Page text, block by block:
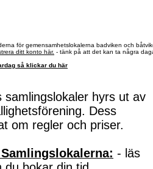
för gemensamhetslokalerna badviken och
ditt konto här. - tänk på att det kan ta några
så klickar du här
samlingslokaler hyrs ut av
Dess
om regler och priser.
- läs